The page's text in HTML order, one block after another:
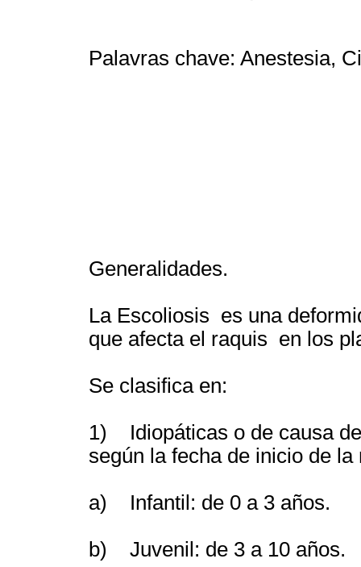
Palavras chave: Anestesia,
Generalidades.
La Escoliosis es una
que afecta el raquis en los
Se clasifica en:
1) Idiopáticas o de causa
según la fecha de inicio de
a) Infantil: de 0 a 3 años.
b) Juvenil: de 3 a 10 años.